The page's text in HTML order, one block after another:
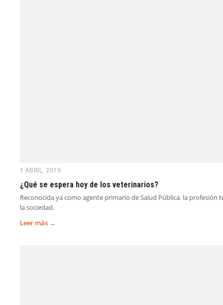
1 ABRIL, 2019
¿Qué se espera hoy de los veterinarios?
Reconocida ya como agente primario de Salud Pública, la
la sociedad.
Leer más →